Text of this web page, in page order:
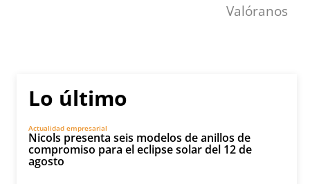
Valóranos
Lo último
Actualidad empresarial
Nicols presenta seis modelos de anillos de
compromiso para el eclipse solar del 12 de
agosto